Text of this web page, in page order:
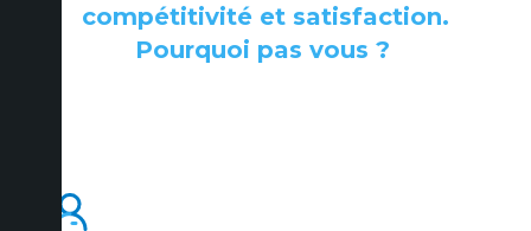
compétitivité et satisfaction.
Pourquoi pas vous ?